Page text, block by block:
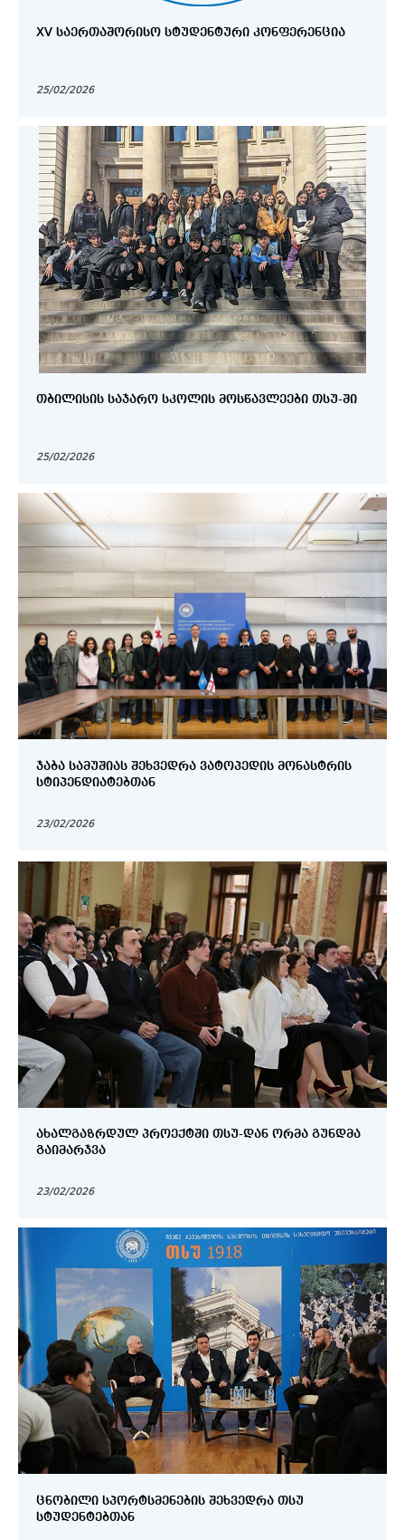
XV ᲡᲐᲔᲠᲗᲐᲨᲝᲠᲘᲡᲝ ᲡᲢᲣᲓᲔᲜᲢᲣᲠᲘ ᲙᲝᲜᲤᲔᲠᲔᲜᲪᲘᲐ
25/02/2026
ᲗᲑᲘᲚᲘᲡᲘᲡ ᲡᲐᲯᲐᲠᲝ ᲡᲙᲝᲚᲘᲡ ᲛᲝᲡᲬᲐᲕᲚᲔᲔᲑᲘ ᲗᲡᲣ-ᲨᲘ
25/02/2026
ᲯᲐᲑᲐ ᲡᲐᲛᲣᲨᲘᲐᲡ ᲨᲔᲮᲕᲔᲓᲠᲐ ᲕᲐᲢᲝᲞᲔᲓᲘᲡ ᲛᲝᲜᲐᲡᲢᲠᲘᲡ
ᲡᲢᲘᲞᲔᲜᲓᲘᲐᲢᲔᲑᲗᲐᲜ
23/02/2026
ᲐᲮᲐᲚᲒᲐᲖᲠᲓᲣᲚ ᲞᲠᲝᲔᲥᲢᲨᲘ ᲗᲡᲣ-ᲓᲐᲜ ᲝᲠᲛᲐ ᲒᲣᲜᲓᲛᲐ
ᲒᲐᲘᲛᲐᲠᲯᲕᲐ
23/02/2026
ᲪᲜᲝᲑᲘᲚᲘ ᲡᲞᲝᲠᲢᲡᲛᲔᲜᲔᲑᲘᲡ ᲨᲔᲮᲕᲔᲓᲠᲐ ᲗᲡᲣ
ᲡᲢᲣᲓᲔᲜᲢᲔᲑᲗᲐᲜ